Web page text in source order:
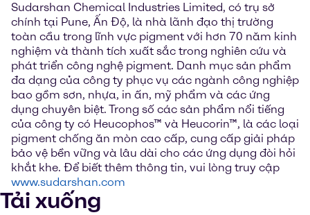
Sudarshan Chemical Industries Limited, có trụ sở
chính tại Pune, Ấn Độ, là nhà lãnh đạo thị trường
toàn cầu trong lĩnh vực pigment với hơn 70 năm kinh
nghiệm và thành tích xuất sắc trong nghiên cứu và
phát triển công nghệ pigment. Danh mục sản phẩm
đa dạng của công ty phục vụ các ngành công nghiệp
bao gồm sơn, nhựa, in ấn, mỹ phẩm và các ứng
dụng chuyên biệt. Trong số các sản phẩm nổi tiếng
của công ty có Heucophos™ và Heucorin™, là các loại
pigment chống ăn mòn cao cấp, cung cấp giải pháp
bảo vệ bền vững và lâu dài cho các ứng dụng đòi hỏi
khắt khe. Để biết thêm thông tin, vui lòng truy cập
www.sudarshan.com
Tải xuống